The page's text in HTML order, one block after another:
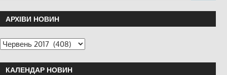
АРХІВИ НОВИН
КАЛЕНДАР НОВИН